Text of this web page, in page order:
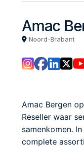
Amac
Noord-Brabant
Amac Bergen
Reseller waar
samenkomen.
complete